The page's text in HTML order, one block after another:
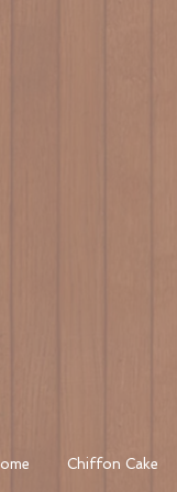
Chiffon Cake